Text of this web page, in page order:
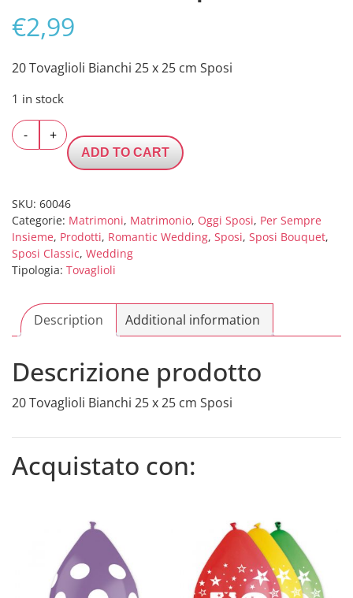
€2,99
20 Tovaglioli Bianchi 25 x 25 cm Sposi
1 in stock
-
Tovaglioli
Bianchi
x
25
cm
Sposi
quantity
+
ADD TO CART
SKU: 60046
Categorie: Matrimoni, Matrimonio, Oggi Sposi, Per Sempre
Insieme, Prodotti, Romantic Wedding, Sposi, Sposi Bouquet,
Sposi Classic, Wedding
Tipologia: Tovaglioli
Description Additional information
Descrizione prodotto
20 Tovaglioli Bianchi 25 x 25 cm Sposi
Acquistato con: